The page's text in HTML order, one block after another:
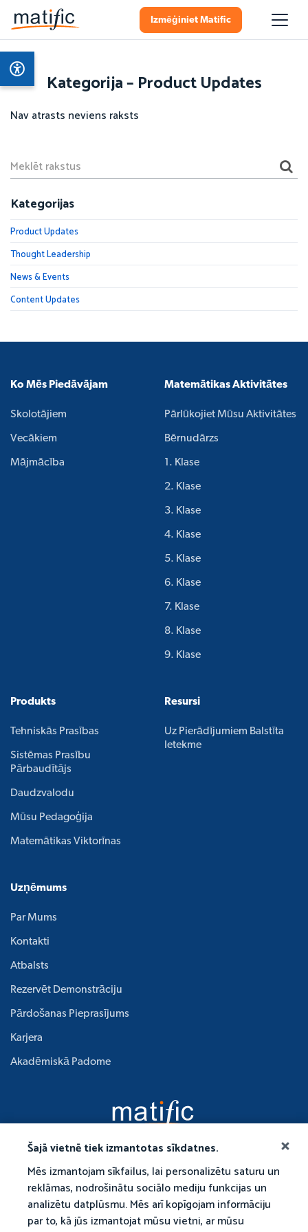
Šajā vietnē tiek izmantotas sīkdatnes.
Mēs izmantojam sīkfailus, lai personalizētu saturu un
reklāmas, nodrošinātu sociālo mediju funkcijas un
analizētu datplūsmu. Mēs arī kopīgojam informāciju
par to, kā jūs izmantojat mūsu vietni, ar mūsu
Izmēģiniet Matific
Kategorija – Product Updates
Nav atrasts neviens raksts
Kategorijas
Product Updates
Thought Leadership
News & Events
Content Updates
Ko Mēs Piedāvājam
Skolotājiem
Vecākiem
Mājmācība
Matemātikas Aktivitātes
Pārlūkojiet Mūsu Aktivitātes
Bērnudārzs
1. Klase
2. Klase
3. Klase
4. Klase
5. Klase
6. Klase
7. Klase
8. Klase
9. Klase
Produkts
Tehniskās Prasības
Sistēmas Prasību
Pārbaudītājs
Daudzvalodu
Mūsu Pedagoģija
Matemātikas Viktorīnas
Resursi
Uz Pierādījumiem Balstīta
Ietekme
Uzņēmums
Par Mums
Kontakti
Atbalsts
Rezervēt Demonstrāciju
Pārdošanas Pieprasījums
Karjera
Akadēmiskā Padome